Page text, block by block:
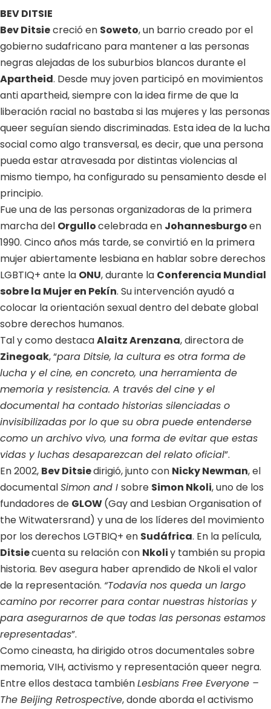
BEV DITSIE
Bev Ditsiecreció en Soweto, un barrio creado por el
gobierno sudafricano para mantener a las personas
negras alejadas de los suburbios blancos durante el
Apartheid. Desde muy joven participó en movimientos
anti apartheid, siempre con la idea firme de que la
liberación racial no bastaba si las mujeres y las personas
queer seguían siendo discriminadas. Esta idea de la lucha
social como algo transversal, es decir, que una persona
pueda estar atravesada por distintas violencias al
mismo tiempo, ha configurado su pensamiento desde el
principio.
Fue una de las personas organizadoras de la primera
marcha del Orgullocelebrada en Johannesburgoen
1990. Cinco años más tarde, se convirtió en la primera
mujer abiertamente lesbiana en hablar sobre derechos
LGBTIQ+ ante la ONU, durante la Conferencia Mundial
sobre la Mujer en Pekín. Su intervención ayudó a
colocar la orientación sexual dentro del debate global
sobre derechos humanos.
Tal y como destacaAlaitz Arenzana, directora de
Zinegoak, “para Ditsie, la cultura es otra forma de
lucha y el cine, en concreto, una herramienta de
memoria y resistencia. A través del cine y el
documental ha contado historias silenciadas o
invisibilizadas por lo que su obra puede entenderse
como un archivo vivo, una forma de evitar que estas
vidas y luchas desaparezcan del relato oficial”.
En 2002, Bev Ditsiedirigió, junto con Nicky Newman, el
documentalSimon and I sobre Simon Nkoli, uno de los
fundadores de GLOW(Gay and Lesbian Organisation of
the Witwatersrand) y una de los líderes del movimiento
por los derechos LGTBIQ+ en Sudáfrica. En la película,
Ditsiecuenta su relación con Nkoliy también su propia
historia. Bev asegura haber aprendido de Nkoli el valor
de la representación. “Todavía nos queda un largo
camino por recorrer para contar nuestras historias y
para asegurarnos de que todas las personas estamos
representadas”.
Como cineasta, ha dirigido otros documentales sobre
memoria, VIH, activismo y representación queer negra.
Entre ellos destaca tambiénLesbians Free Everyone –
The Beijing Retrospective, donde aborda el activismo